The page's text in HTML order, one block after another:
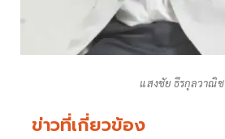
แสงชัย ธีรกุลวาณิช
ข่าวที่เกี่ยวข้อง